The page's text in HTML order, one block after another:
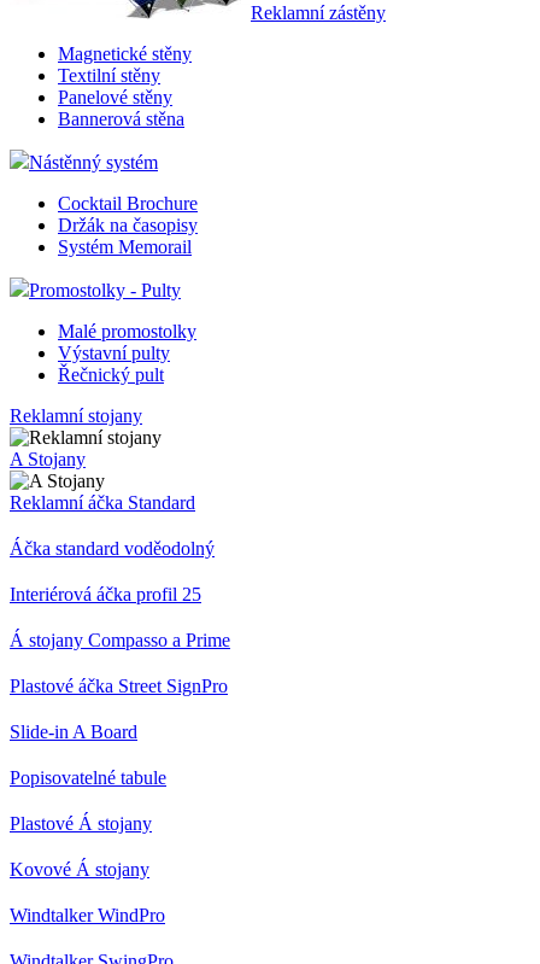
Reklamní zástěny
Magnetické stěny
Textilní stěny
Panelové stěny
Bannerová stěna
Nástěnný systém
Cocktail Brochure
Držák na časopisy
Systém Memorail
Promostolky - Pulty
Malé promostolky
Výstavní pulty
Řečnický pult
Reklamní stojany
A Stojany
Reklamní áčka Standard
Áčka standard voděodolný
Interiérová áčka profil 25
Á stojany Compasso a Prime
Plastové áčka Street SignPro
Slide-in A Board
Popisovatelné tabule
Plastové Á stojany
Kovové Á stojany
Windtalker WindPro